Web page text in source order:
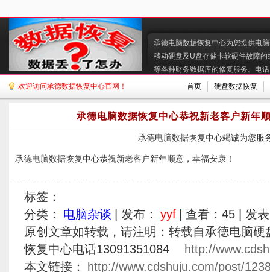
承德电脑数据恢复中心为您提供电
移动硬盘及U盘存储卡软硬件故障
等各种财务数据库的修复服务。电
欢迎访问承德数据恢复中心官网！
首页 硬盘数据恢复
承德电脑数据恢复中心恭祝新老客户新年
承德电脑数据恢复中心竭诚为您服
承德电脑数据恢复中心恭祝新老客户新年顺意，幸福安康！
标签：
分类：
电脑杂谈 | 发布： yyf | 查看： 45 | 发
原创文章如转载，请注明：转载自承德电脑
恢复中心电话13091351084
http://
本文链接：
http://www.cdshuju.com/post/